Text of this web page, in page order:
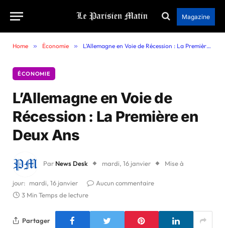
Magazine
Home » Économie » L’Allemagne en Voie de Récession : La Première en Deux Ans
ÉCONOMIE
L’Allemagne en Voie de
Récession : La Première en
Deux Ans
Par News Desk mardi, 16 janvier Mise à
jour: mardi, 16 janvier
Aucun commentaire
3 Min Temps de lecture
Partager